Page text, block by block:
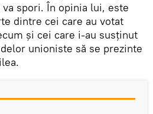
spori. În opinia lui, este
dintre cei care au votat
și cei care i-au susținut
unioniste să se prezinte